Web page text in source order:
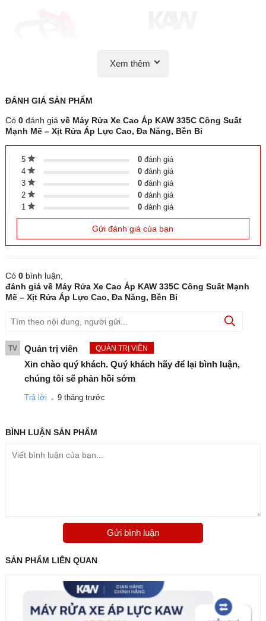
2. Đặc điểm nổi bật
Sức mạnh áp lực cao – Đánh bay mọi vết
Nhờ áp lực phun mạnh, KAW 335C dễ dàng loại bỏ bùn đất, rong
rêu, dầu mỡ lâu ngày trên các bề mặt như gầm xe, tường rào,
sân bê tông và nhiều vật dụng khác.
Máy sử dụng mô-tơ chất lượng cao, vận hành êm, có khả năng
Hệ thống tản nhiệt tốt giúp máy không bị nóng, đảm bảo độ bền
Tay cầm thuận tiện giúp người dùng thao tác nhanh hơn, hạn chế
Máy đi kèm bộ phụ kiện gồm vòi phun, dây cao áp, súng phun áp
lực… cho phép thay đổi kiểu phun tùy mục đích:
Xem thêm
ĐÁNH GIÁ SẢN PHẤM
Có 0đánh giá về Máy Rửa Xe Cao Áp KAW 335C Công Suất
Mạnh Mẽ – Xịt Rửa Áp Lực Cao, Đa Năng, Bền Bỉ
5 0 đánh giá
4
0 đánh giá
3
0 đánh giá
2
0 đánh giá
1
0 đánh giá
Gửi đánh giá của bạn
Có 0bình luận,
đánh giá về Máy Rửa Xe Cao Áp KAW 335C Công Suất Mạnh
Mẽ – Xịt Rửa Áp Lực Cao, Đa Năng, Bền Bỉ
TV Quản trị viên QUẢN TRỊ VIÊN
Xin chào quý khách. Quý khách hãy để lại bình luận,
chúng tôi sẽ phản hồi sớm
Trả lời . 9 tháng trước
BÌNH LUẬN SẢN PHẨM
Gửi bình luận
SẢN PHẨM LIÊN QUAN